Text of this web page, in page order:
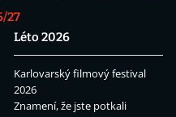
27
Léto 2026
Karlovarský filmový festival
2026
Znamení, že jste potkali